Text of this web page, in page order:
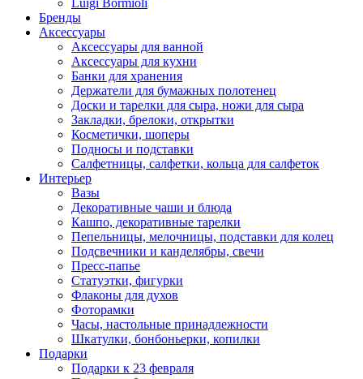
Luigi Bormioli
Бренды
Аксессуары
Аксессуары для ванной
Аксессуары для кухни
Банки для хранения
Держатели для бумажных полотенец
Доски и тарелки для сыра, ножи для сыра
Закладки, брелоки, открытки
Косметички, шоперы
Подносы и подставки
Салфетницы, салфетки, кольца для салфеток
Интерьер
Вазы
Декоративные чаши и блюда
Кашпо, декоративные тарелки
Пепельницы, мелочницы, подставки для колец
Подсвечники и канделябры, свечи
Пресс-папье
Статуэтки, фигурки
Флаконы для духов
Фоторамки
Часы, настольные принадлежности
Шкатулки, бонбоньерки, копилки
Подарки
Подарки к 23 февраля